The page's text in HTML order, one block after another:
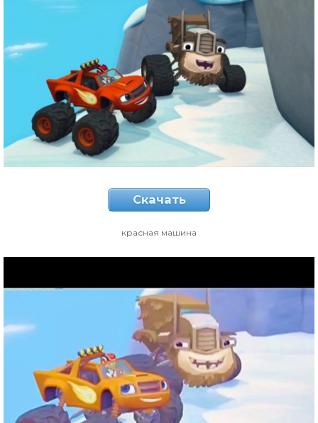
Скачать
красная машина